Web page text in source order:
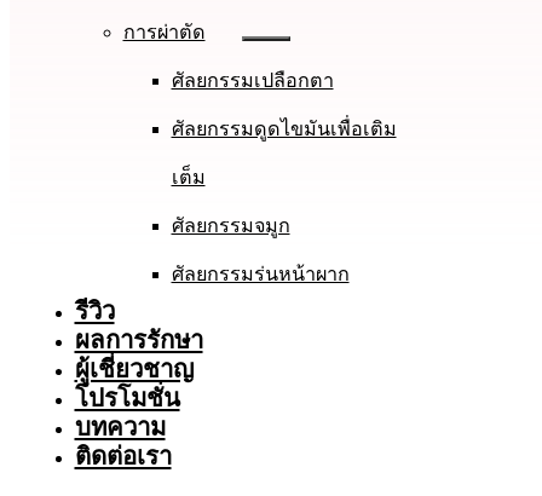
การผ่าตัด
ศัลยกรรมเปลือกตา
ศัลยกรรมดูดไขมันเพื่อเติม
เต็ม
ศัลยกรรมจมูก
ศัลยกรรมร่นหน้าผาก
รีวิว
ผลการรักษา
ผู้เชี่ยวชาญ
โปรโมชั่น
บทความ
ติดต่อเรา